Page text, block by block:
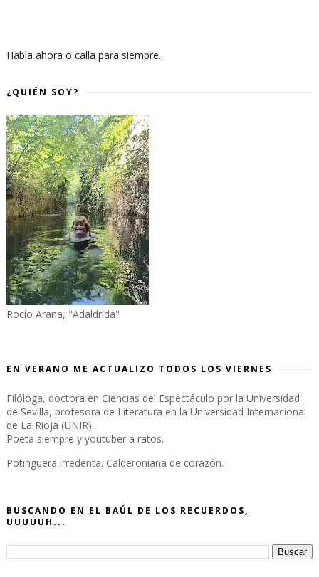
Habla ahora o calla para siempre...
¿QUIÉN SOY?
Rocío Arana, "Adaldrida"
EN VERANO ME ACTUALIZO TODOS LOS VIERNES
Filóloga, doctora en Ciencias del Espectáculo por la Universidad
de Sevilla, profesora de Literatura en la Universidad Internacional
de La Rioja (UNIR).
Poeta siempre y youtuber a ratos.
Potinguera irredenta. Calderoniana de corazón.
BUSCANDO EN EL BAÚL DE LOS RECUERDOS,
UUUUUH...